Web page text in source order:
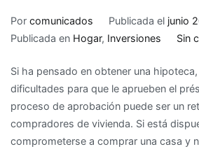
Por comunicados Publicada el junio
Publicada en Hogar, Inversiones Sin
Si ha pensado en obtener una
dificultades para que le aprueben el
proceso de aprobación puede ser un
compradores de vivienda. Si está
comprometerse a comprar una casa y